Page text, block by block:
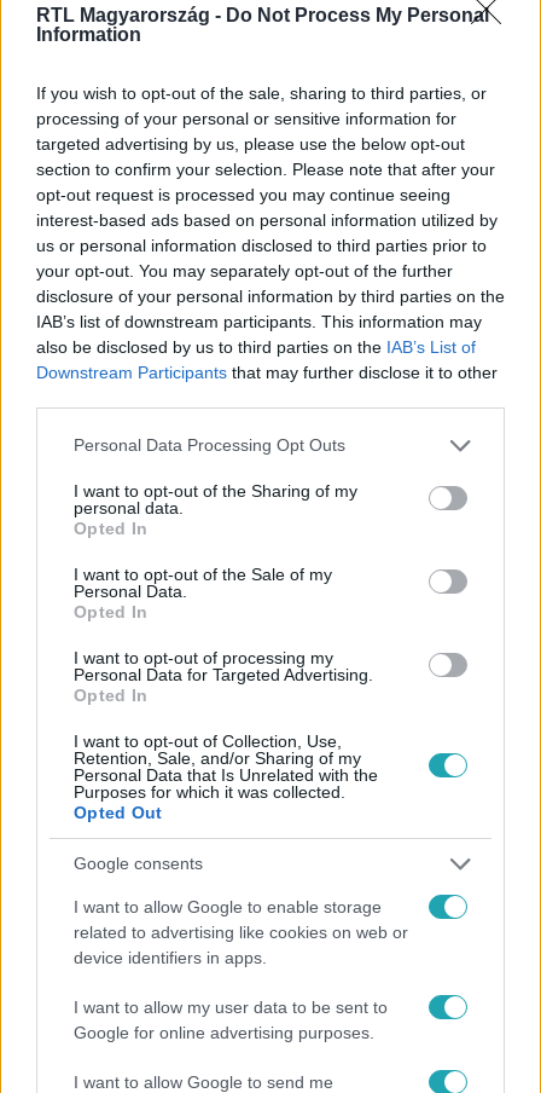
RTL Magyarország - Do Not Process My Personal
Information
If you wish to opt-out of the sale, sharing to third parties, or
processing of your personal or sensitive information for
targeted advertising by us, please use the below opt-out
section to confirm your selection. Please note that after your
opt-out request is processed you may continue seeing
interest-based ads based on personal information utilized by
us or personal information disclosed to third parties prior to
your opt-out. You may separately opt-out of the further
disclosure of your personal information by third parties on the
IAB’s list of downstream participants. This information may
also be disclosed by us to third parties on the IAB’s List of
Downstream Participants that may further disclose it to other
Please note that this website/app uses one or more Google
not limited to your visit or usage behaviour. You may click to
grant or deny consent to Google and its third-party tags to
use your data for below specified purposes in below Google
consent section.
Personal Data Processing Opt Outs
I want to opt-out of the Sharing of my
personal data.
Opted In
I want to opt-out of the Sale of my
Personal Data.
Opted In
I want to opt-out of processing my
Personal Data for Targeted Advertising.
Opted In
I want to opt-out of Collection, Use,
Retention, Sale, and/or Sharing of my
Personal Data that Is Unrelated with the
Purposes for which it was collected.
Opted Out
Google consents
I want to allow Google to enable storage
related to advertising like cookies on web or
device identifiers in apps.
I want to allow my user data to be sent to
Google for online advertising purposes.
I want to allow Google to send me
legyen a Google-találatokban!
Kövess minket, és értesülj a friss hírekről a
Facebookon is!
Követem
HÍRADÓ #VIDEÓ #GAZDASÁG SZÁMLA
HATÁRIDŐ
GULYÁS GERGELY # TOP HÍREK
Népszerű
10:28